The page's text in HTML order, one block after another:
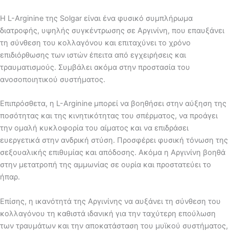
Η L-Arginine της Solgar είναι ένα φυσικό συμπλήρωμα
διατροφής, υψηλής συγκέντρωσης σε Αργινίνη, που επαυξάνει
τη σύνθεση του κολλαγόνου και επιταχύνει το χρόνο
επιδιόρθωσης των ιστών έπειτα από εγχειρήσεις και
τραυματισμούς. Συμβάλει ακόμα στην προστασία του
ανοσοποιητικού συστήματος.
Επιπρόσθετα, η L-Arginine μπορεί να βοηθήσει στην αύξηση της
ποσότητας και της κινητικότητας του σπέρματος, να προάγει
την ομαλή κυκλοφορία του αίματος και να επιδράσει
ευεργετικά στην ανδρική στύση. Προσφέρει φυσική τόνωση της
σεξουαλικής επιθυμίας και απόδοσης. Ακόμα η Αργινίνη βοηθά
στην μετατροπή της αμμωνίας σε ουρία και προστατεύει το
ήπαρ.
Επίσης, η ικανότητά της Αργινίνης να αυξάνει τη σύνθεση του
κολλαγόνου τη καθιστά ιδανική για την ταχύτερη επούλωση
των τραυμάτων και την αποκατάσταση του μυϊκού συστήματος,